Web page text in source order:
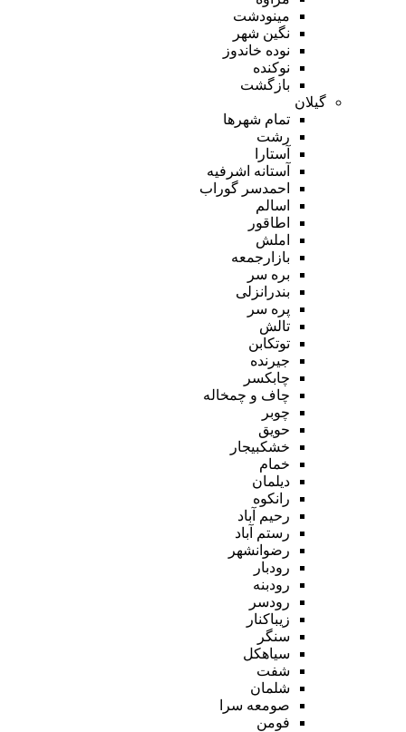
مینودشت
نگین شهر
نوده خاندوز
نوکنده
بازگشت
گیلان
تمام شهر‌ها
رشت
آستارا
آستانه اشرفیه
احمدسر گوراب
اسالم
اطاقور
املش
بازارجمعه
بره سر
بندرانزلی
پره سر
تالش
توتکابن
جیرنده
چابکسر
چاف و چمخاله
چوبر
حویق
خشکبیجار
خمام
دیلمان
رانکوه
رحیم آباد
رستم آباد
رضوانشهر
رودبار
رودبنه
رودسر
زیباکنار
سنگر
سیاهکل
شفت
شلمان
صومعه سرا
فومن